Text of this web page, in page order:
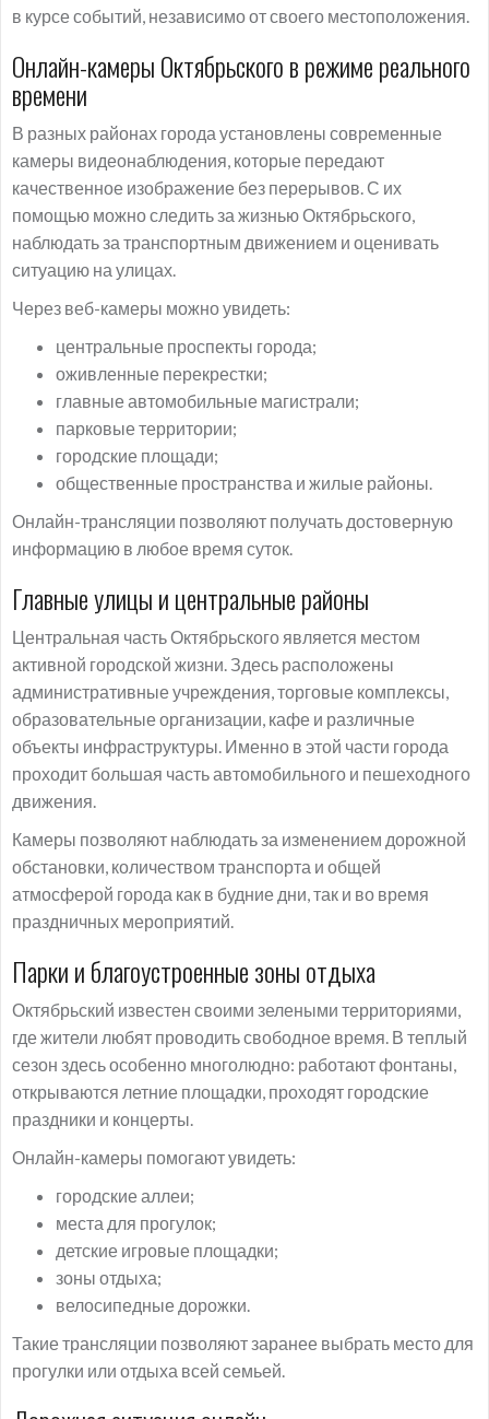
в курсе событий, независимо от своего местоположения.
Онлайн-камеры Октябрьского в режиме реального
времени
В разных районах города установлены современные
камеры видеонаблюдения, которые передают
качественное изображение без перерывов. С их
помощью можно следить за жизнью Октябрьского,
наблюдать за транспортным движением и оценивать
ситуацию на улицах.
Через веб-камеры можно увидеть:
центральные проспекты города;
оживленные перекрестки;
главные автомобильные магистрали;
парковые территории;
городские площади;
общественные пространства и жилые районы.
Онлайн-трансляции позволяют получать достоверную
информацию в любое время суток.
Главные улицы и центральные районы
Центральная часть Октябрьского является местом
активной городской жизни. Здесь расположены
административные учреждения, торговые комплексы,
образовательные организации, кафе и различные
объекты инфраструктуры. Именно в этой части города
проходит большая часть автомобильного и пешеходного
движения.
Камеры позволяют наблюдать за изменением дорожной
обстановки, количеством транспорта и общей
атмосферой города как в будние дни, так и во время
праздничных мероприятий.
Парки и благоустроенные зоны отдыха
Октябрьский известен своими зелеными территориями,
где жители любят проводить свободное время. В теплый
сезон здесь особенно многолюдно: работают фонтаны,
открываются летние площадки, проходят городские
праздники и концерты.
Онлайн-камеры помогают увидеть:
городские аллеи;
места для прогулок;
детские игровые площадки;
зоны отдыха;
велосипедные дорожки.
Такие трансляции позволяют заранее выбрать место для
прогулки или отдыха всей семьей.